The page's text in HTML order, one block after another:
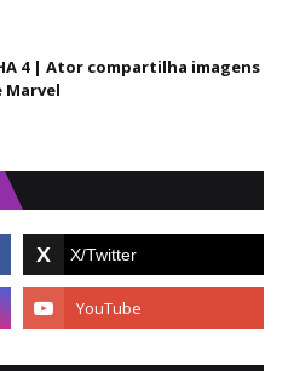
4 | Ator compartilha imagens
Marvel